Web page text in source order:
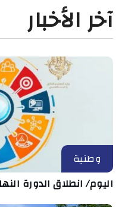
آخر الأخبار
وطنية
اليوم/ انطلاق الدورة